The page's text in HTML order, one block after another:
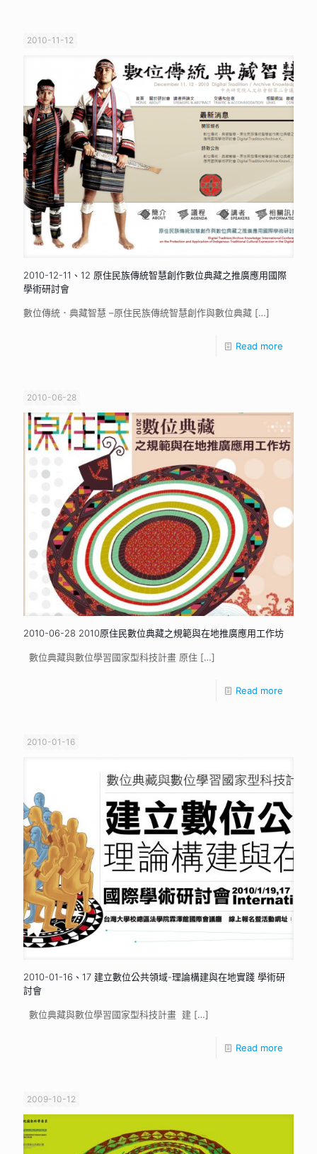
2010-11-12
2010-12-11、12 原住民族傳統智慧創作數位典藏之推廣應用國際
學術研討會
數位傳統．典藏智慧 –原住民族傳統智慧創作與數位典藏 […]
Read more
2010-06-28
2010-06-28 2010原住民數位典藏之規範與在地推廣應用工作坊
數位典藏與數位學習國家型科技計畫 原住 […]
Read more
2010-01-16
2010-01-16、17 建立數位公共領域-理論構建與在地實踐 學術研
討會
數位典藏與數位學習國家型科技計畫 建 […]
Read more
2009-10-12